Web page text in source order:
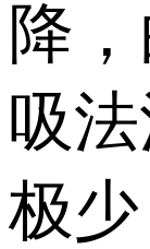
降
吸
极